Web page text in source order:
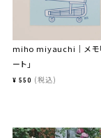
miho miyauchi｜メモ
ート」
¥ 550 税込